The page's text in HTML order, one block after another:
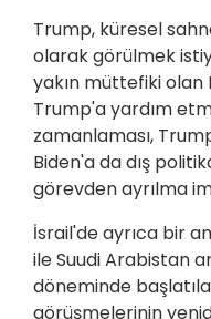
Trump, küresel
olarak görülmek
yakın müttefiki
Trump'a yardım
zamanlaması,
Biden'a da dış
görevden ayrılma
İsrail'de ayrıca bir
ile Suudi Arabistan
döneminde
görüşmelerinin